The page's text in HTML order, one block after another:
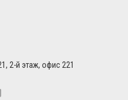
2-й этаж, офис 221